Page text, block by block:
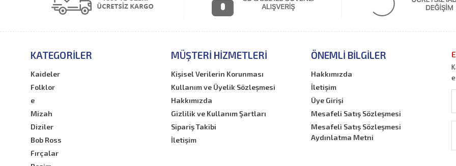
KATEGORILER
Kaideler
Folklor
e
Mizah
Diziler
Bob Ross
Fırçalar
MÜŞTERI HIZMETLERI
Kişisel Verilerin Korunması
Kullanım ve Üyelik Sözleşmesi
Hakkımızda
Gizlilik ve Kullanım Şartları
Sipariş Takibi
İletişim
ÖNEMLI BILGILER
Hakkımızda
İletişim
Üye Girişi
Mesafeli Satış Sözleşmesi
Mesafeli Satış Sözleşmesi
Aydınlatma Metni